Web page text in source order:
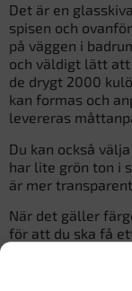
Det är en
spisen och
på väggen i
och väldigt lätt att
de drygt 2000
kan formas och
levereras
Du kan också
har lite grön ton i
är mer
När det gäller
för att du ska få
kulör, men det